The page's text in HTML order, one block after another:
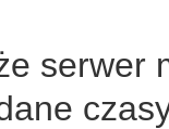
serwer